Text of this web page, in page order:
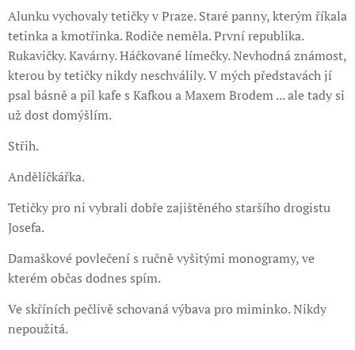
Alunku vychovaly tetičky v Praze. Staré panny, kterým říkala
tetinka a kmotřinka. Rodiče neměla. První republika.
Rukavičky. Kavárny. Háčkované límečky. Nevhodná známost,
kterou by tetičky nikdy neschválily. V mých představách jí
psal básně a pil kafe s Kafkou a Maxem Brodem ... ale tady si
už dost domýšlím.
Střih.
Andělíčkářka.
Tetičky pro ni vybrali dobře zajištěného staršího drogistu
Josefa.
Damaškové povlečení s ručně vyšitými monogramy, ve
kterém občas dodnes spím.
Ve skříních pečlivě schovaná výbava pro miminko. Nikdy
nepoužitá.